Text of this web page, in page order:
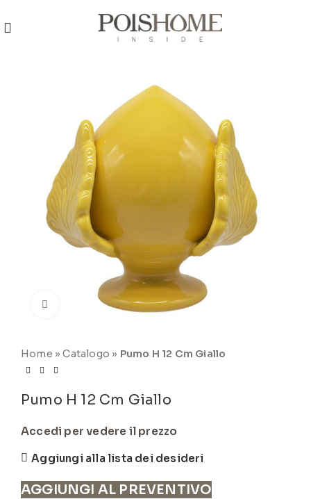
Click to enlarge
Home »Catalogo » Pumo H 12 Cm Giallo
Pumo H 12 Cm Giallo
Accedi per vedere il prezzo
Aggiungi alla lista dei desideri
AGGIUNGI AL PREVENTIVO
ARTICOLI NELCATALOGO